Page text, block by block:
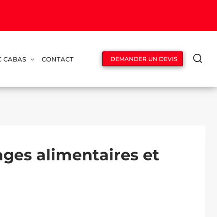
CABAS CONTACT DEMANDER UN DEVIS
alimentaires et